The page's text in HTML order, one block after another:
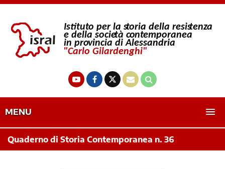
MENU
Quaderno di Storia Contemporanea n. 36